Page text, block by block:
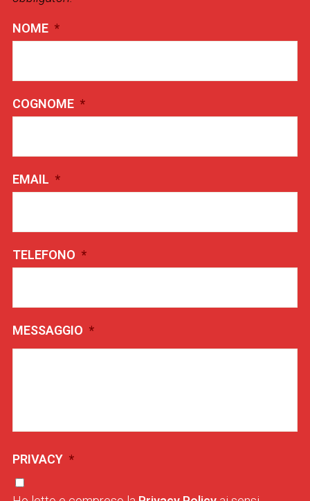
NOME *
COGNOME *
EMAIL *
TELEFONO *
MESSAGGIO *
PRIVACY *